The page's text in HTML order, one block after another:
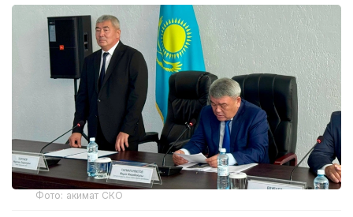
Фото: акимат СКО